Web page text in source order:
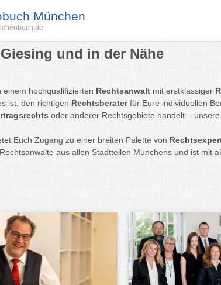
München
und in der Nähe
hochqualifizierten Rechtsanwalt mit erstklassiger
ist, den richtigen Rechtsberaterfür Eure individuellen
oder anderer Rechtsgebiete handelt –
Euch Zugang zu einer breiten Palette von
aus allen Stadtteilen Münchens und ist mit